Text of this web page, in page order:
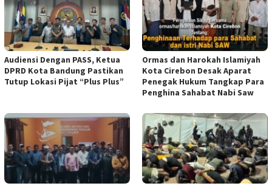
Audiensi Dengan PASS, Ketua
DPRD Kota Bandung Pastikan
Tutup Lokasi Pijat “Plus Plus”
Ormas dan Harokah Islamiyah
Kota Cirebon Desak Aparat
Penegak Hukum Tangkap Para
Penghina Sahabat Nabi Saw